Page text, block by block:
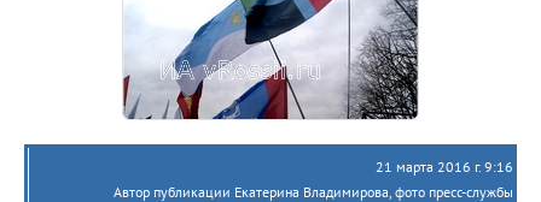
21 марта 2016 г. 9:16
Автор публикации Екатерина Владимирова, фото пресс-службы